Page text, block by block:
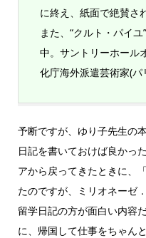
に終え、紙面で絶賛さ
また、“クルト・パイ
中。サントリーホール
化庁海外派遣芸術家(パ
予断ですが、ゆり子先生の
日記を書いておけば良かっ
アから戻ってきたときに、
たのですが、ミリオネーゼ
留学日記の方が面白い内容
に、帰国して仕事をちゃん